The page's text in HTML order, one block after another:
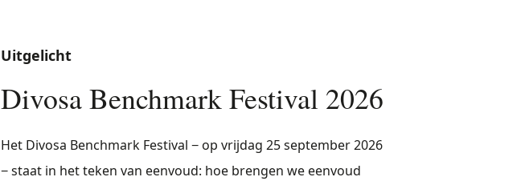
Uitgelicht
Divosa Benchmark Festival 2026
Het Divosa Benchmark Festival − op vrijdag 25 september 2026
− staat in het teken van eenvoud: hoe brengen we eenvoud